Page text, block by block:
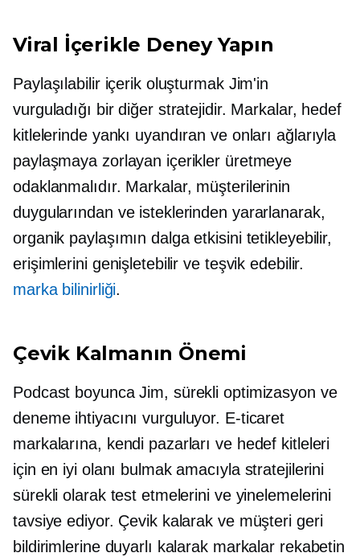
Viral İçerikle Deney Yapın
Paylaşılabilir içerik oluşturmak Jim'in
vurguladığı bir diğer stratejidir. Markalar, hedef
kitlelerinde yankı uyandıran ve onları ağlarıyla
paylaşmaya zorlayan içerikler üretmeye
odaklanmalıdır. Markalar, müşterilerinin
duygularından ve isteklerinden yararlanarak,
organik paylaşımın dalga etkisini tetikleyebilir,
erişimlerini genişletebilir ve teşvik edebilir.
marka bilinirliği.
Çevik Kalmanın Önemi
Podcast boyunca Jim, sürekli optimizasyon ve
deneme ihtiyacını vurguluyor. E-ticaret
markalarına, kendi pazarları ve hedef kitleleri
için en iyi olanı bulmak amacıyla stratejilerini
sürekli olarak test etmelerini ve yinelemelerini
tavsiye ediyor. Çevik kalarak ve müşteri geri
bildirimlerine duyarlı kalarak markalar rekabetin